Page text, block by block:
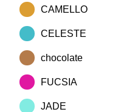
CAMELLO
CELESTE
chocolate
FUCSIA
JADE